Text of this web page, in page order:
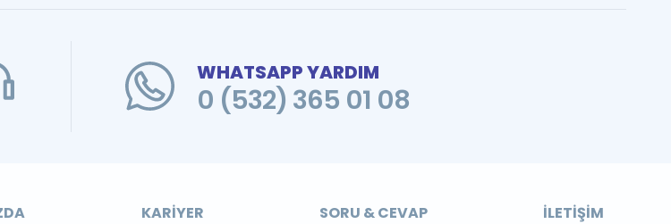
WHATSAPP YARDIM
0 (532) 365 01 08
KARIYER SORU & CEVAP İLETIŞIM